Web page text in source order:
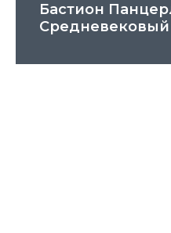
Бастион
Cредневековый